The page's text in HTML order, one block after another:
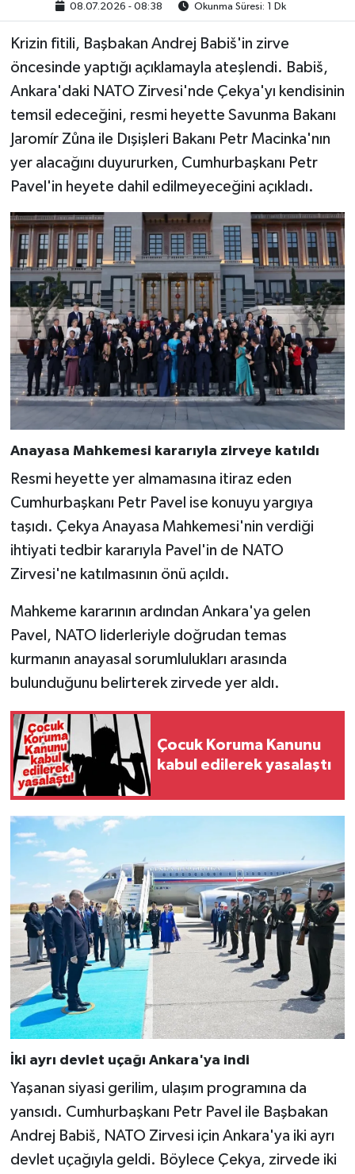
08.07.2026 - 08:38 Okunma Süresi: 1 Dk
Krizin fitili, Başbakan Andrej Babiš'in zirve
öncesinde yaptığı açıklamayla ateşlendi. Babiš,
Ankara'daki NATO Zirvesi'nde Çekya'yı kendisinin
temsil edeceğini, resmi heyette Savunma Bakanı
Jaromír Zůna ile Dışişleri Bakanı Petr Macinka'nın
yer alacağını duyururken, Cumhurbaşkanı Petr
Pavel'in heyete dahil edilmeyeceğini açıkladı.
Anayasa Mahkemesi kararıyla zirveye katıldı
Resmi heyette yer almamasına itiraz eden
Cumhurbaşkanı Petr Pavel ise konuyu yargıya
taşıdı. Çekya Anayasa Mahkemesi'nin verdiği
ihtiyati tedbir kararıyla Pavel'in de NATO
Zirvesi'ne katılmasının önü açıldı.
Mahkeme kararının ardından Ankara'ya gelen
Pavel, NATO liderleriyle doğrudan temas
kurmanın anayasal sorumlulukları arasında
bulunduğunu belirterek zirvede yer aldı.
Çocuk Koruma Kanunu
kabul edilerek yasalaştı
İki ayrı devlet uçağı Ankara'ya indi
Yaşanan siyasi gerilim, ulaşım programına da
yansıdı. Cumhurbaşkanı Petr Pavel ile Başbakan
Andrej Babiš, NATO Zirvesi için Ankara'ya iki ayrı
devlet uçağıyla geldi. Böylece Çekya, zirvede iki